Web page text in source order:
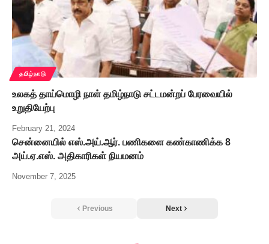
தமிழ்நாடு
உலகத் தாய்மொழி நாள் தமிழ்நாடு சட்டமன்றப் பேரவையில்
உறுதியேற்பு
February 21, 2024
சென்னையில் எஸ்.அய்.ஆர். பணிகளை கண்காணிக்க 8
அய்.ஏ.எஸ். அதிகாரிகள் நியமனம்
November 7, 2025
Previous Next